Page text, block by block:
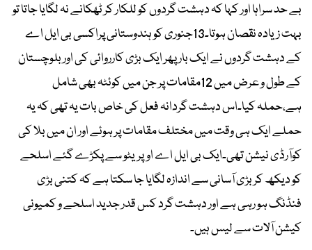
بے حد سراہا اور کہا کہ دہشت گردوں کو للکار کر ٹھکانے نہ لگایا جاتا تو
بہت زیادہ نقصان ہوتا۔13جنوری کو ہندوستانی پراکسی بی ایل اے
کے دہشت گردوں نے ایک بار پھر ایک بڑی کارروائی کی اور بلوچستان
کے طول و عرض میں 12مقامات پر جن میں کوئٹہ بھی شامل
ہے،حملہ کیا۔اس دہشت گردانہ فعل کی خاص بات یہ تھی کہ یہ
حملے ایک ہی وقت میں مختلف مقامات پر ہوئے اور ان میں بلا کی
کوآرڈی نیشن تھی۔ایک بی ایل اے اوپریٹو سے پکڑے گئے اسلحے
کو دیکھ کر بڑی آسانی سے اندازہ لگایا جا سکتا ہے کہ کتنی بڑی
فنڈنگ ہو رہی ہے اور دہشت گرد کس قدر جدید اسلحے و کمیونی
کیشن آلات سے لیس ہیں۔